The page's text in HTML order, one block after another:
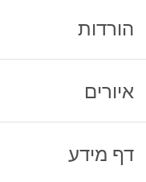
הורדות
איורים
דף מידע